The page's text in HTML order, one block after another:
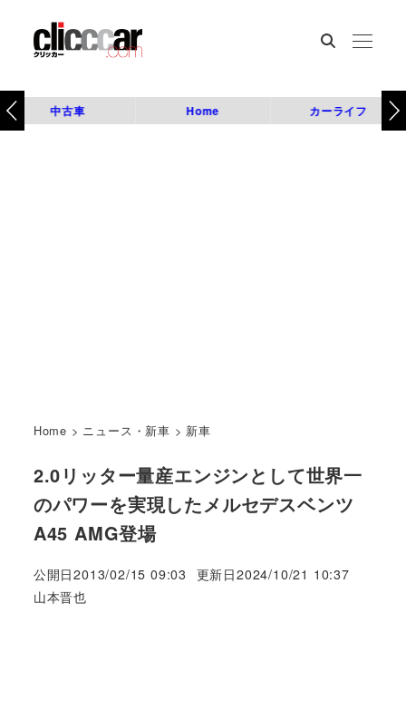
中古車 Home カーライフ
Home > ニュース・新車 > 新車
2.0リッター量産エンジンとして世界一
のパワーを実現したメルセデスベンツ
A45 AMG登場
公開日2013/02/15 09:03 更新日2024/10/21 10:37
著
山本晋也